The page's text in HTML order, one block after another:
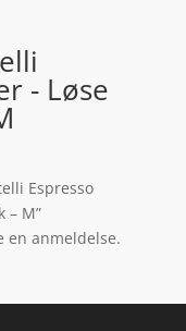
- Løse
Espresso
– M”
en anmeldelse.